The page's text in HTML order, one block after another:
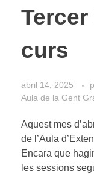
curs
abril 14, 2025
Aula de la Gent
Aquest mes
de l’Aula
Encara que
les sessions